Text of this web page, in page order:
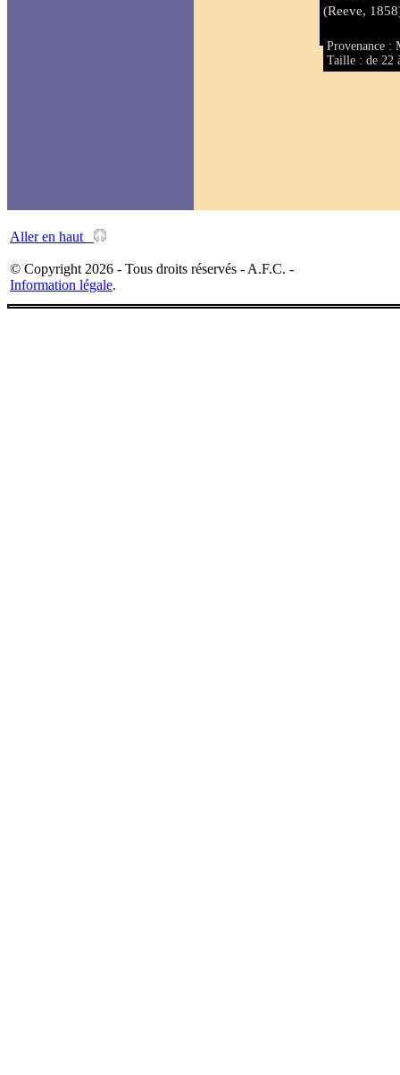
(Reeve,
Provenance :
Taille : de 22
Aller en haut
© Copyright 2026 - Tous droits réservés - A.F.C. -
Information légale.